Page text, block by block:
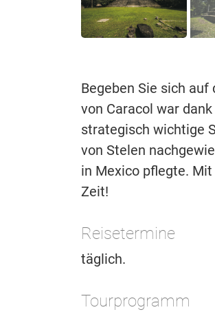
Begeben Sie sich
von Caracol war
strategisch wichtige
von Stelen
in Mexico pflegte.
Zeit!
Reisetermine
täglich.
Tourprogramm